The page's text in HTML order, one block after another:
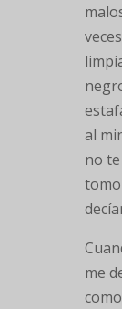
al
no
me